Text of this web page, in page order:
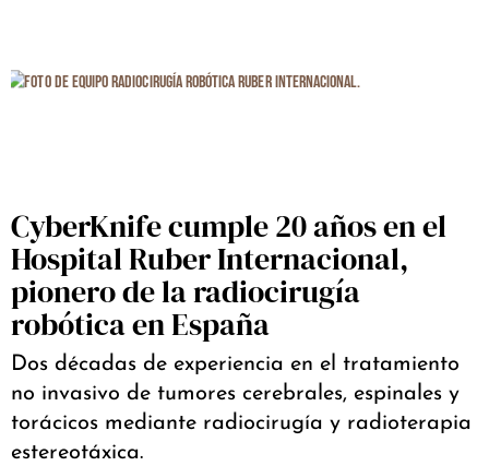
CyberKnife cumple 20 años en el
Hospital Ruber Internacional,
pionero de la radiocirugía
robótica en España
Dos décadas de experiencia en el tratamiento
no invasivo de tumores cerebrales, espinales y
torácicos mediante radiocirugía y radioterapia
estereotáxica.